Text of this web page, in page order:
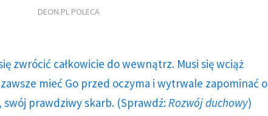
DEON.PL POLECA
zwrócić całkowicie do wewnątrz. Musi się wciąż
mieć Go przed oczyma i wytrwale zapominać o
swój prawdziwy skarb. (Sprawdź: Rozwój duchowy)